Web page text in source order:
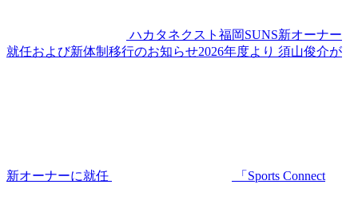
ハカタネクスト福岡SUNS新オーナー
就任および新体制移行のお知らせ2026年度より 須山俊介が
新オーナーに就任 「Sports Connect